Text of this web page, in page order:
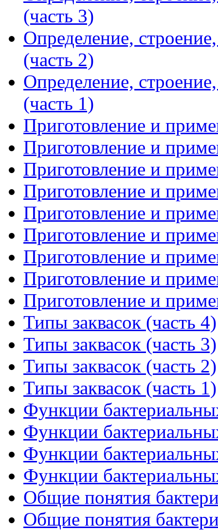
(часть 3)
Определение,
(часть 2)
Определение,
(часть 1)
Приготовление и
Приготовление и
Приготовление и
Приготовление и
Приготовление и
Приготовление и
Приготовление и
Приготовление и
Приготовление и
Типы заквасок (часть 4)
Типы заквасок (часть 3)
Типы заквасок (часть 2)
Типы заквасок (часть 1)
Функции
Функции
Функции
Функции
Общие понятия
Общие понятия